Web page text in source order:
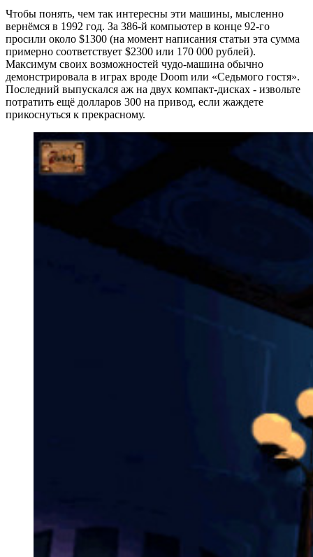
Чтобы понять, чем так интересны эти машины, мысленно
вернёмся в 1992 год. За 386-й компьютер в конце 92-го
просили около $1300 (на момент написания статьи эта сумма
примерно соответствует $2300 или 170 000 рублей).
Максимум своих возможностей чудо-машина обычно
демонстрировала в играх вроде Doom или «Седьмого гостя».
Последний выпускался аж на двух компакт-дисках ‑ извольте
потратить ещё долларов 300 на привод, если жаждете
прикоснуться к прекрасному.